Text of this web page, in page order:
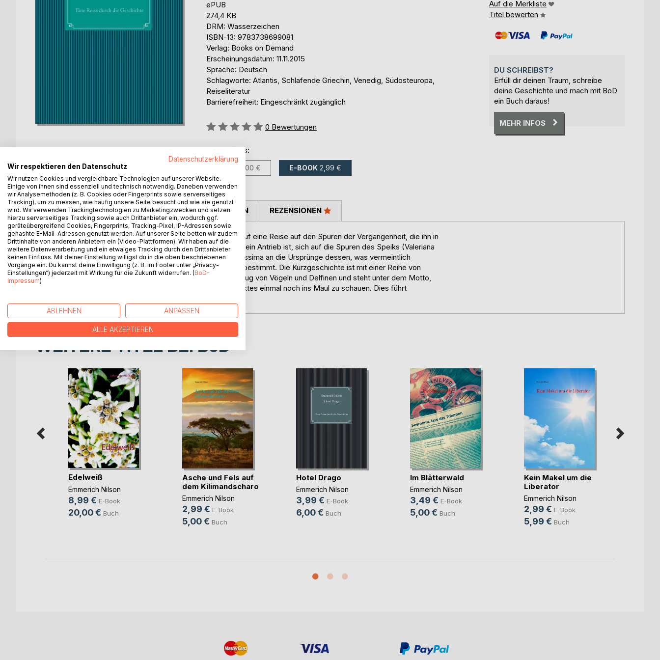
ePUB
274,4 KB
DRM: Wasserzeichen
ISBN-13: 9783738699081
Verlag: Books on Demand
Erscheinungsdatum: 11.11.2015
Sprache: Deutsch
Schlagworte: Atlantis, Schlafende Griechin, Venedig, Südosteuropa,
Reiseliteratur
Barrierefreiheit: Eingeschränkt zugänglich
Bewertung::
0 Bewertungen
erhältlich als:
5,00 € E-BOOK 2,99 €
Auf die Merkliste
Titel bewerten
DU SCHREIBST?
Erfüll dir deinen Traum, schreibe
deine Geschichte und mach mit BoD
ein Buch daraus!
MEHR INFOS
BESCHREIBUNG
Sven Sversen entflieht der Niedertracht und begibt sich auf eine Reise auf den Spuren der Vergangenheit, die ihn in
einen Mythos voller Überraschungen eintauchen lassen. Sein Antrieb ist, sich auf die Spuren des Speiks (Valeriana
celtica) der Ostalpen zu begeben. Sven reist in der Direttissima an die Ursprünge dessen, was vermeintlich
Vergangenheit ist und doch unsere Zukunft mehr denn je bestimmt. Die Kurzgeschichte ist mit einer Reihe von
Parabeln geschmückt, enthält Interpretationen über den Zug von Vögeln und Delfinen und steht unter dem Motto,
einem bereits gefangenen Schwertfisches des Rialtomarktes einmal noch ins Maul zu schauen. Dies führt
AUTOR/IN PRESSESTIMMEN REZENSIONEN
WEITERE TITEL BEIBoD
Edelweiß
Emmerich Nilson
8,99 € E-Book
20,00 € Buch
Asche und Fels auf
dem Kilimandscharo
Emmerich Nilson
2,99 € E-Book
5,00 € Buch
Hotel Drago
Emmerich Nilson
3,99 € E-Book
6,00 € Buch
Im Blätterwald
Emmerich Nilson
3,49 € E-Book
5,00 € Buch
Kein Makel um die
Liberator
Emmerich Nilson
2,99 € E-Book
5,99 € Buch
Datenschutzerklärung
Wir respektieren den Datenschutz
Wir nutzen Cookies und vergleichbare Technologien auf unserer Website.
Einige von ihnen sind essenziell und technisch notwendig. Daneben verwenden
wir Analysemethoden (z. B. Cookies oder Fingerprints sowie serverseitiges
Tracking), um zu messen, wie häufig unsere Seite besucht und wie sie genutzt
wird. Wir verwenden Trackingtechnologien zu Marketingzwecken und setzen
hierzu serverseitiges Tracking sowie auch Drittanbieter ein, wodurch ggf.
geräteübergreifend Cookies, Fingerprints, Tracking-Pixel, IP-Adressen sowie
gehashte E-Mail-Adressen genutzt werden. Auf unserer Seite betten wir zudem
Drittinhalte von anderen Anbietern ein (Video-Plattformen). Wir haben auf die
weitere Datenverarbeitung und ein etwaiges Tracking durch den Drittanbieter
keinen Einfluss. Mit deiner Einstellung willigst du in die oben beschriebenen
Vorgänge ein. Du kannst deine Einwilligung (z. B. im Footer unter „Privacy-
Einstellungen“) jederzeit mit Wirkung für die Zukunft widerrufen. (BoD-
Impressum)
ABLEHNEN ANPASSEN
ALLE AKZEPTIEREN